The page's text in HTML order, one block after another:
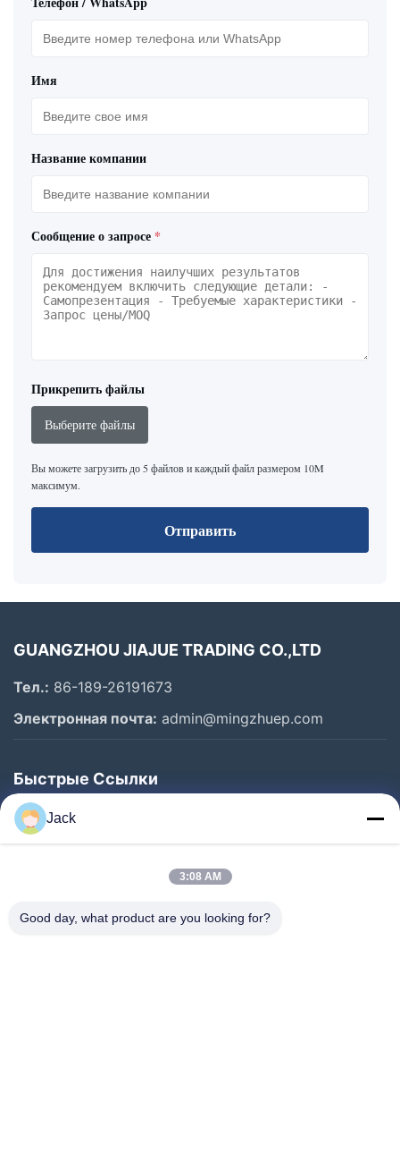
Имя
Название компании
Сообщение о запросе *
Прикрепить файлы
Выберите файлы
Вы можете загрузить до 5 файлов и каждый файл размером 10M
максимум.
Отправить
GUANGZHOU JIAJUE TRADING CO.,LTD
Тел.: 86-189-26191673
Электронная почта: admin@mingzhuep.com
Быстрые Ссылки
Домой
Продукты
Экскурсия По Заводу
Jack
3:08 AM
Good day, what product are you looking for?